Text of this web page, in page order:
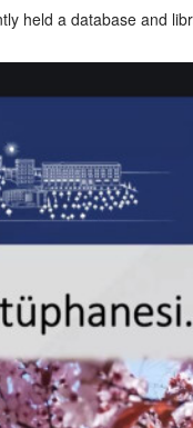
held a database and